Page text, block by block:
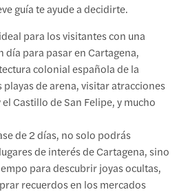
guía te ayude a decidirte.
para los visitantes con una
día para pasar en Cartagena,
colonial española de la
playas de arena, visitar atracciones
Castillo de San Felipe, y mucho
de 2 días, no solo podrás
de interés de Cartagena, sino
para descubrir joyas ocultas,
recuerdos en los mercados